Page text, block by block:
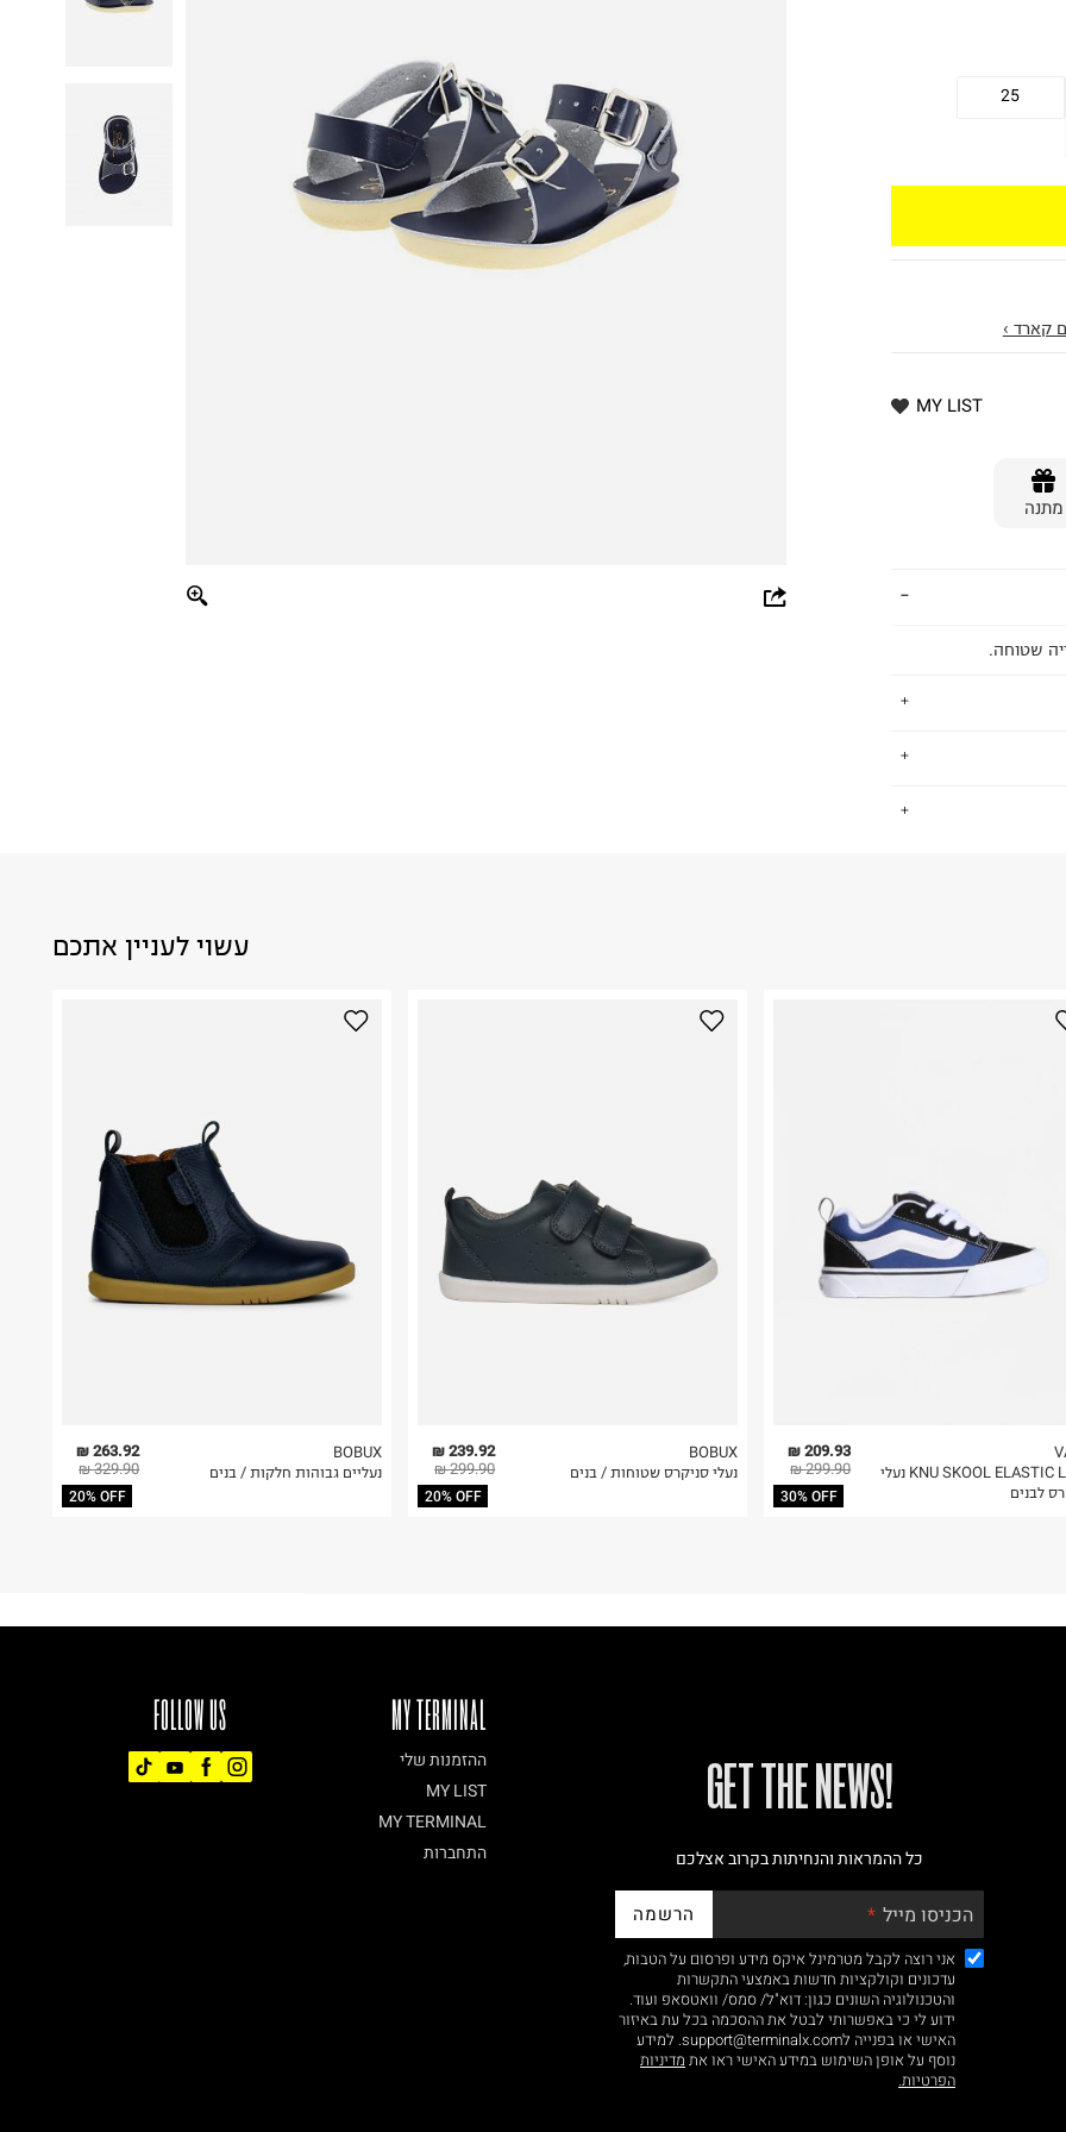
25
קארד ›
MY LIST
מתנה
שטוחה.
אל חלד הניחנים
על גבי החבילה
בלבד. לא ניתן
עשוי לעניין אתכם
263.92 ₪
329.90 ₪
20% OFF
BOBUX
נעליים גבוהות חלקות / בנים
239.92 ₪
299.90 ₪
20% OFF
BOBUX
נעלי סניקרס שטוחות / בנים
209.93 ₪
299.90 ₪
30% OFF
KNU SKOOL ELASTIC LACE נעלי
לבנים
FOLLOW US MY TERMINAL
ההזמנות שלי
MY LIST
MY TERMINAL
התחברות
!GET THE NEWS
כל ההמראות והנחיתות בקרוב אצלכם
הכניסו מייל הרשמה
אני רוצה לקבל מטרמינל איקס מידע ופרסום על הטבות,
עדכונים וקולקציות חדשות באמצעי התקשרות
והטכנולוגיה השונים כגון: דוא"ל/ סמס/ וואטסאפ ועוד.
ידוע לי כי באפשרותי לבטל את ההסכמה בכל עת באיזור
האישי או בפנייה לsupport@terminalx.com. למידע
נוסף על אופן השימוש במידע האישי ראו את מדיניות
הפרטיות.